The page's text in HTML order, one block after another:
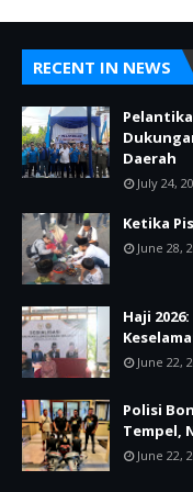
RECENT IN NEWS
Daerah
July 24,
Ketika
June 28,
Haji
June 22,
Polisi
Tempel,
June 22,